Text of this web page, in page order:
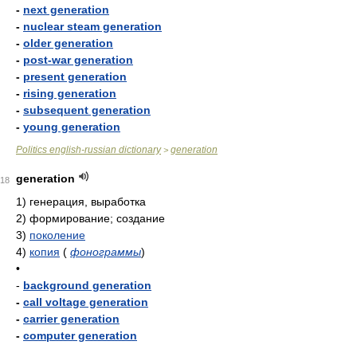
- next generation
- nuclear steam generation
- older generation
- post-war generation
- present generation
- rising generation
- subsequent generation
- young generation
Politics english-russian dictionary> generation
18
generation
1) генерация, выработка
2) формирование; создание
3) поколение
4) копия ( фонограммы)
•
- background generation
- call voltage generation
- carrier generation
- computer generation